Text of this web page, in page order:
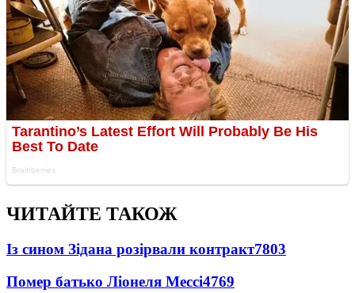
ЧИТАЙТЕ ТАКОЖ
Із сином Зідана розірвали контракт7803
Помер батько Ліонеля Мессі4769